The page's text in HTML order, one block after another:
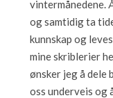
vintermånedene.
og samtidig ta
kunnskap og
mine skriblerier
ønsker jeg å dele
oss underveis og